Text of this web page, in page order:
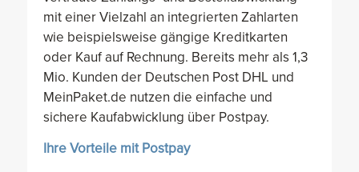
mit einer Vielzahl an integrierten Zahlarten
wie beispielsweise gängige Kreditkarten
oder Kauf auf Rechnung. Bereits mehr als 1,3
Mio. Kunden der Deutschen Post DHL und
MeinPaket.de nutzen die einfache und
sichere Kaufabwicklung über Postpay.
Ihre Vorteile mit Postpay